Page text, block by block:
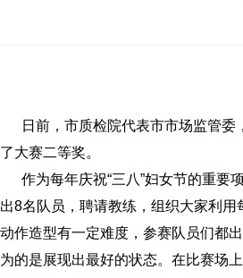
日前，市质检院代表市市场监管委
了大赛二等奖。
作为每年庆祝“三八”妇女节的重要
出8名队员，聘请教练，组织大家利
动作造型有一定难度，参赛队员们都
为的是展现出最好的状态。在比赛场